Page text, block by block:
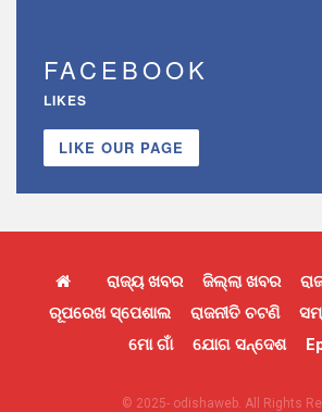
FACEBOOK
LIKES
LIKE OUR PAGE
ରାଜ୍ୟ ଖବର ଜିଲ୍ଲା ଖବର
ରୂପରେଖ ସ୍ପେଶାଲ
ରାଜନୀତି ଚଟଣି
ମୋ ଗାଁ
ଯୋଗ ସନ୍ଦେଶ
© 2025- odishaweb. All Rights